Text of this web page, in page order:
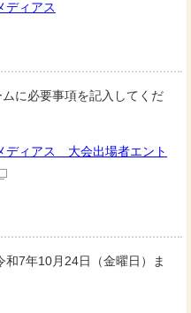
ディアス
に必要事項を記入してくだ
ディアス 大会出場者エント
7年10月24日（金曜日）ま